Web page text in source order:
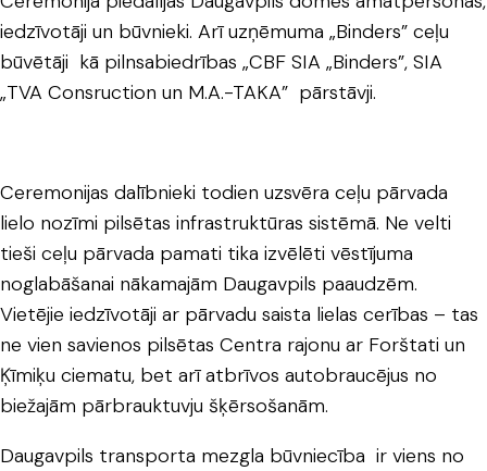
iedzīvotāji un būvnieki. Arī uzņēmuma „Binders” ceļu
būvētāji kā pilnsabiedrības „CBF SIA „Binders”, SIA
„TVA Consruction un M.A.-TAKA” pārstāvji.
Ceremonijas dalībnieki todien uzsvēra ceļu pārvada
lielo nozīmi pilsētas infrastruktūras sistēmā. Ne velti
tieši ceļu pārvada pamati tika izvēlēti vēstījuma
noglabāšanai nākamajām Daugavpils paaudzēm.
Vietējie iedzīvotāji ar pārvadu saista lielas cerības – tas
ne vien savienos pilsētas Centra rajonu ar Forštati un
Ķīmiķu ciematu, bet arī atbrīvos autobraucējus no
biežajām pārbrauktuvju šķērsošanām.
Daugavpils transporta mezgla būvniecība ir viens no